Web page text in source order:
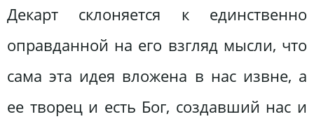
Декарт склоняется к единственно
оправданной на его взгляд мысли, что
сама эта идея вложена в нас извне, а
ее творец и есть Бог, создавший нас и